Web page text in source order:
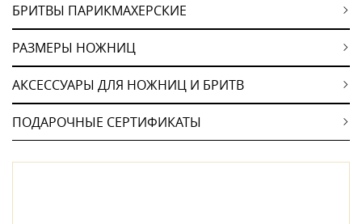
БРИТВЫ ПАРИКМАХЕРСКИЕ
РАЗМЕРЫ НОЖНИЦ
АКСЕССУАРЫ ДЛЯ НОЖНИЦ И БРИТВ
ПОДАРОЧНЫЕ СЕРТИФИКАТЫ